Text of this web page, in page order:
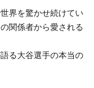
界を驚かせ続けてい
関係者から愛される
る大谷選手の本当の